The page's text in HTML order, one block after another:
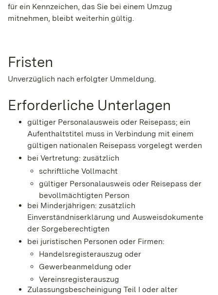
für ein Kennzeichen, das Sie bei einem Umzug
mitnehmen, bleibt weiterhin gültig.
Fristen
Unverzüglich nach erfolgter Ummeldung.
Erforderliche Unterlagen
gültiger Personalausweis oder Reisepass; ein
Aufenthaltstitel muss in Verbindung mit einem
gültigen nationalen Reisepass vorgelegt werden
bei Vertretung: zusätzlich
schriftliche Vollmacht
gültiger Personalausweis oder Reisepass der
bevollmächtigten Person
bei Minderjährigen: zusätzlich
Einverständniserklärung und Ausweisdokumente
der Sorgeberechtigten
bei juristischen Personen oder Firmen:
Handelsregisterauszug oder
Gewerbeanmeldung oder
Vereinsregisterauszug
Zulassungsbescheinigung Teil I oder alter